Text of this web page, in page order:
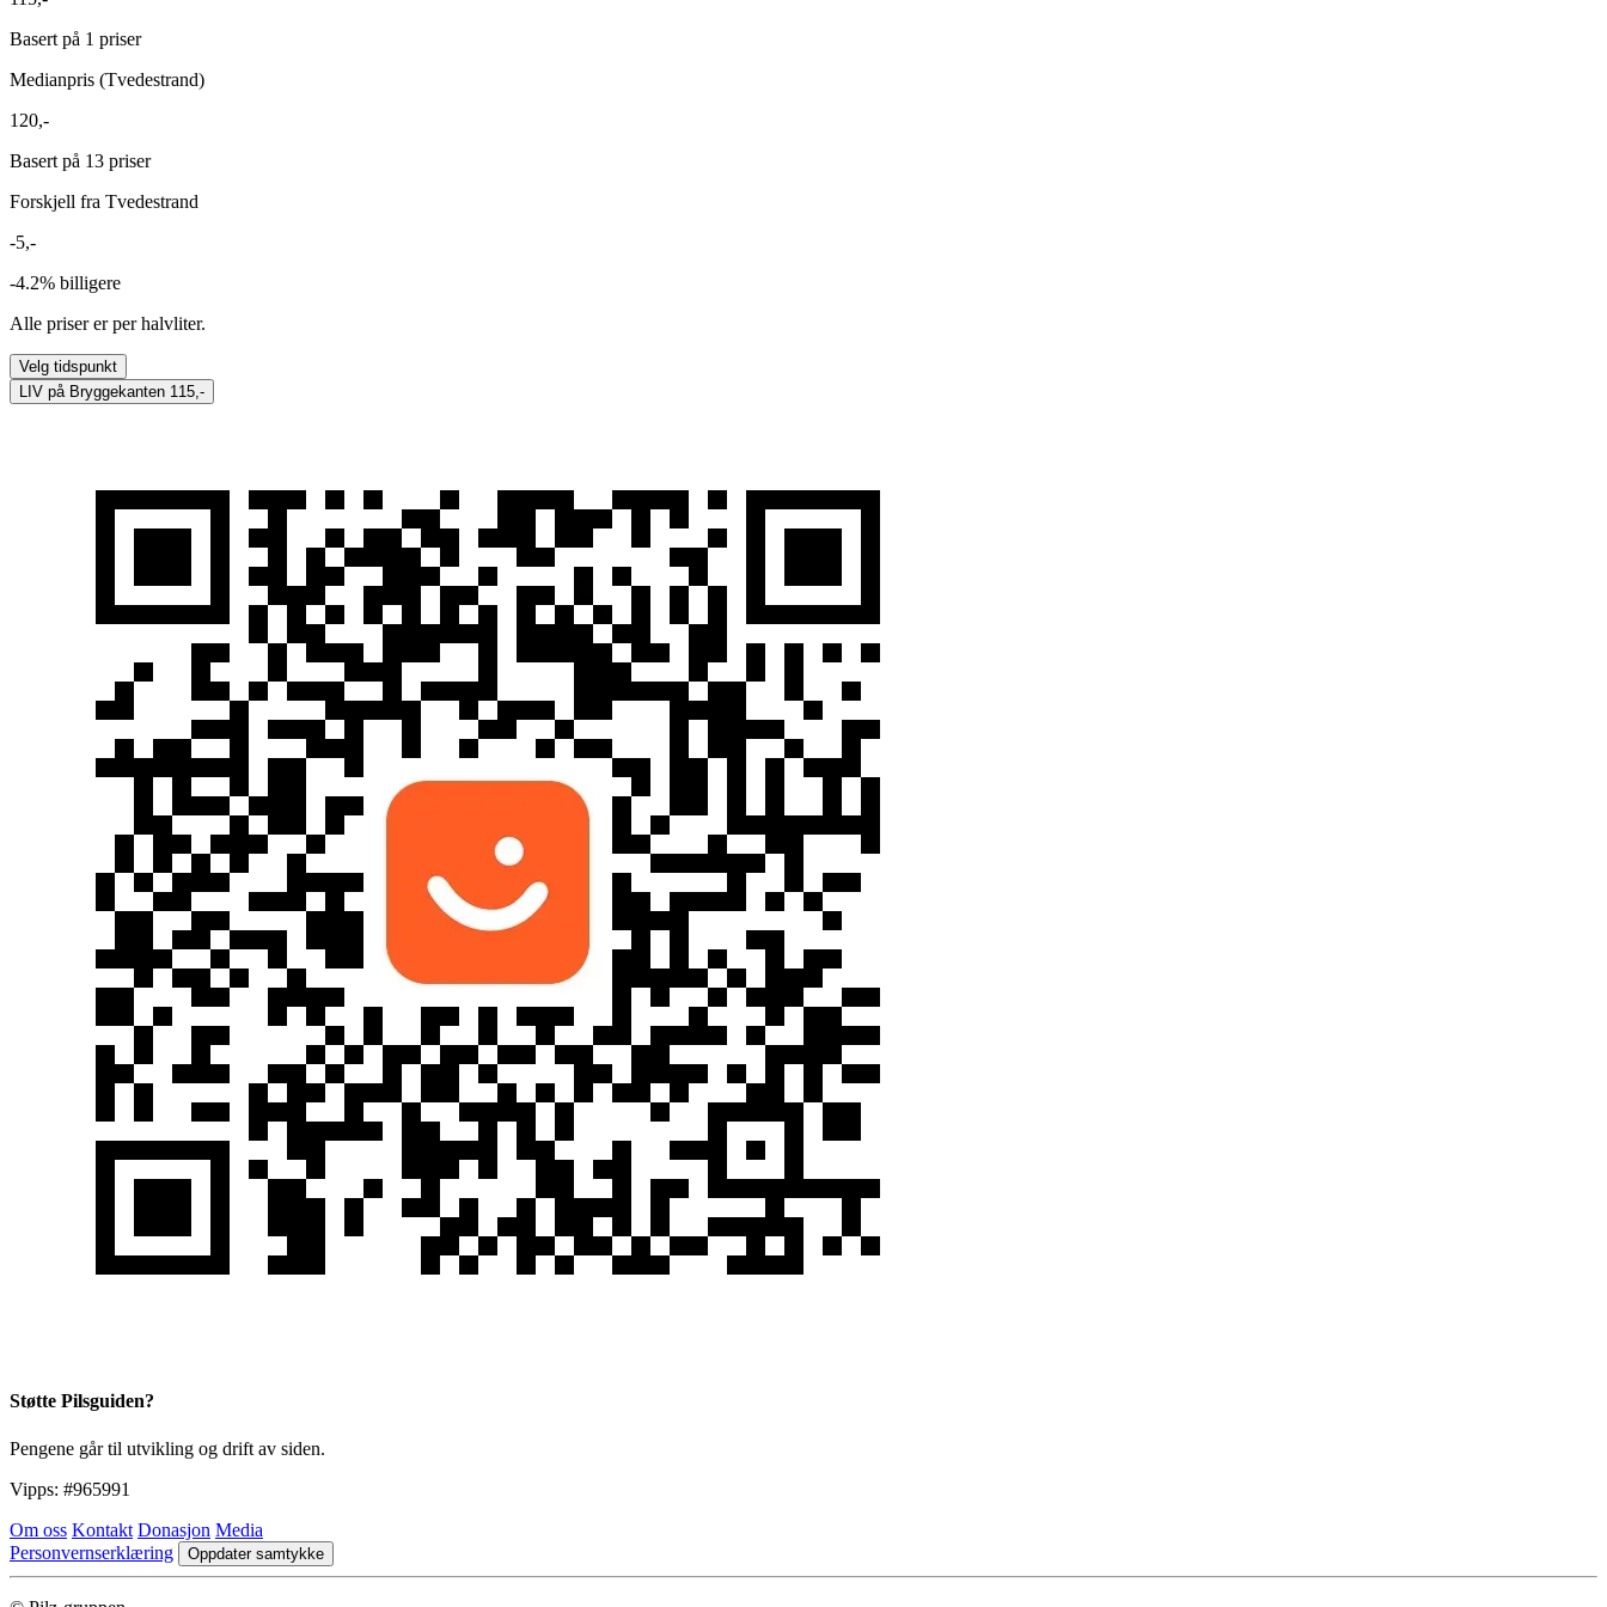
Basert på 1 priser
Medianpris (Tvedestrand)
120,-
Basert på 13 priser
Forskjell fra Tvedestrand
-5,-
-4.2% billigere
Alle priser er per halvliter.
Velg tidspunkt
LIV på Bryggekanten 115,-
Støtte Pilsguiden?
Pengene går til utvikling og drift av siden.
Vipps: #965991
Om oss Kontakt Donasjon Media
Personvernserklæring
Oppdater samtykke